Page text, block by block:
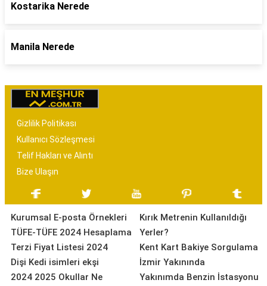
Kostarika Nerede
Manila Nerede
Gizlilik Politikası
Kullanıcı Sözleşmesi
Telif Hakları ve Alıntı
Bize Ulaşın
Kurumsal E-posta Örnekleri
TÜFE-TÜFE 2024 Hesaplama
Terzi Fiyat Listesi 2024
Dişi Kedi isimleri ekşi
2024 2025 Okullar Ne
Kırık Metrenin Kullanıldığı
Yerler?
Kent Kart Bakiye Sorgulama
İzmir Yakınında
Yakınımda Benzin İstasyonu